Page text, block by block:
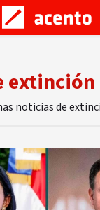
extinción
noticias de